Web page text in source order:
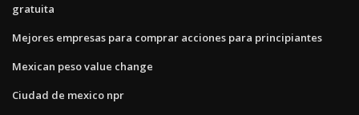
gratuita
Mejores empresas para comprar acciones para principiantes
Mexican peso value change
Ciudad de mexico npr